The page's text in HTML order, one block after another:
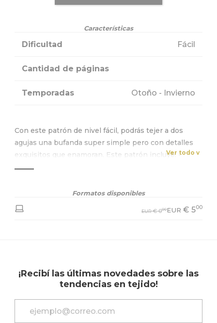
Características
Dificultad Fácil
Cantidad de páginas
Temporadas Otoño - Invierno
Con este patrón de nivel fácil, podrás tejer a dos
agujas una bufanda super simple pero con detalles
exquisitos que enamoran. Este patrón incluye: -
Explicación simple y clara, vuelta por vuelta. - Ayuda
moldería de la prenda. - Fotos de la prenda.
Ver todo v
Formatos disponibles
EUR € 000EUR € 500
¡Recibí las últimas novedades sobre las
tendencias en tejido!